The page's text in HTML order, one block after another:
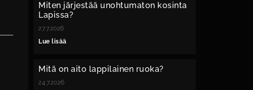
Miten järjestää unohtumaton kosinta
Lapissa?
27.7.2026
Lue lisää
Mitä on aito lappilainen ruoka?
24.7.2026